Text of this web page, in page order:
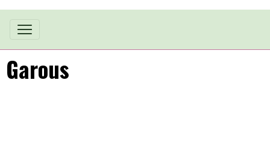
Garous